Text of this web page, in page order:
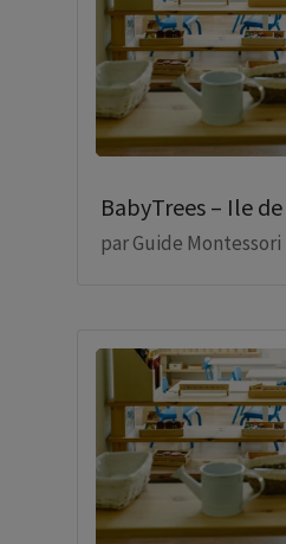
BabyTrees – Ile
parGuide Montessori